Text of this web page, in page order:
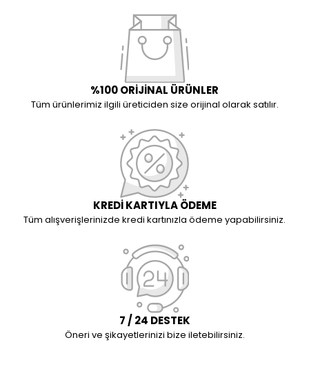
%100 ORİJİNAL ÜRÜNLER
Tüm ürünlerimiz ilgili üreticiden size orijinal olarak satılır.
KREDİ KARTIYLA ÖDEME
Tüm alışverişlerinizde kredi kartınızla ödeme yapabilirsiniz.
7 / 24 DESTEK
Öneri ve şikayetlerinizi bize iletebilirsiniz.